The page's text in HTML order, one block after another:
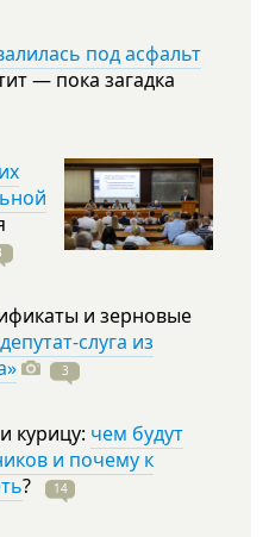
под асфальт
— пока загадка
и зерновые
слуга из
3
курицу: чем будут
и почему к
? 14